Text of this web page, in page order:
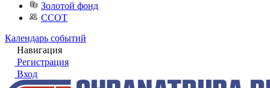
Золотой фонд
ССОТ
Календарь событий
Навигация
Регистрация
Вход